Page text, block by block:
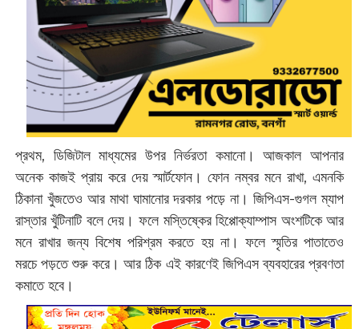
প্রথম, ডিজিটাল মাধ্যমের উপর নির্ভরতা কমানো। আজকাল আপনার
অনেক কাজই প্রায় করে দেয় স্মার্টফোন। ফোন নম্বর মনে রাখা, এমনকি
ঠিকানা খুঁজতেও আর মাথা ঘামানোর দরকার পড়ে না। জিপিএস-গুগল ম্যাপ
রাস্তার খুঁটিনাটি বলে দেয়। ফলে মস্তিষ্কের হিপ্পোক্যাম্পাস অংশটিকে আর
মনে রাখার জন্য বিশেষ পরিশ্রম করতে হয় না। ফলে স্মৃতির পাতাতেও
মরচে পড়তে শুরু করে। আর ঠিক এই কারণেই জিপিএস ব্যবহারের প্রবণতা
কমাতে হবে।